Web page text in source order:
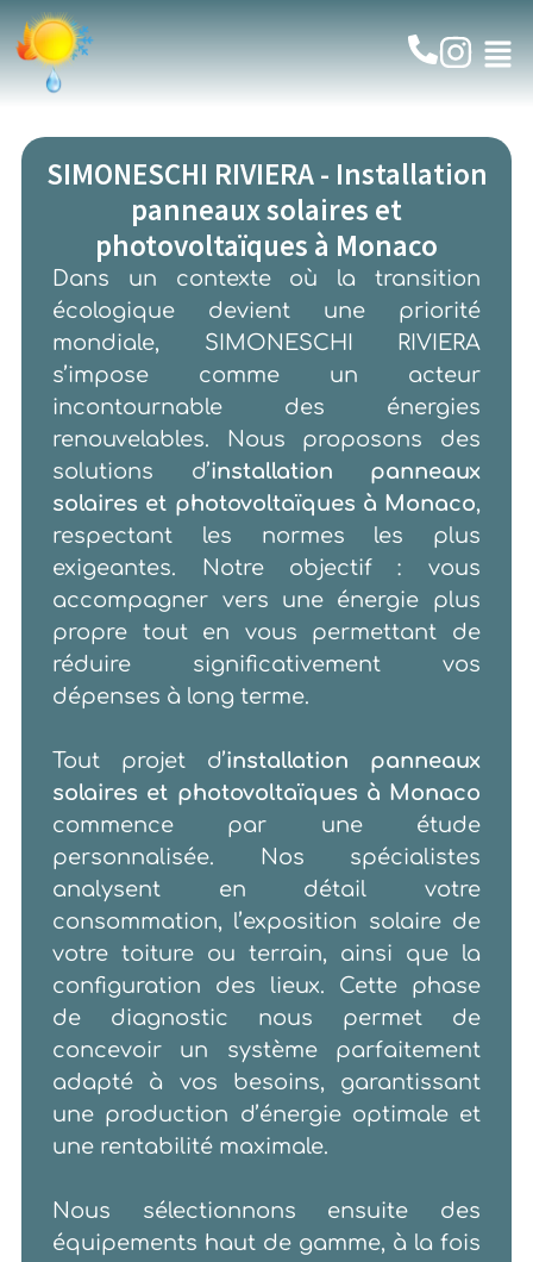
SIMONESCHI RIVIERA - Installation
panneaux solaires et
photovoltaïques à Monaco
Dans un contexte où la transition
écologique devient une priorité
mondiale, SIMONESCHI RIVIERA
s’impose comme un acteur
incontournable des énergies
renouvelables. Nous proposons des
solutions d’installation panneaux
solaires et photovoltaïques à Monaco,
respectant les normes les plus
exigeantes. Notre objectif : vous
accompagner vers une énergie plus
propre tout en vous permettant de
réduire significativement vos
dépenses à long terme.
Tout projet d’installation panneaux
solaires et photovoltaïques à Monaco
commence par une étude
personnalisée. Nos spécialistes
analysent en détail votre
consommation, l’exposition solaire de
votre toiture ou terrain, ainsi que la
configuration des lieux. Cette phase
de diagnostic nous permet de
concevoir un système parfaitement
adapté à vos besoins, garantissant
une production d’énergie optimale et
une rentabilité maximale.
Nous sélectionnons ensuite des
équipements haut de gamme, à la fois